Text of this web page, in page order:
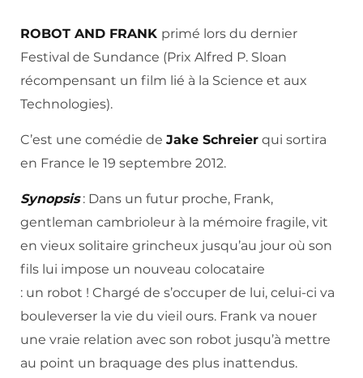
ROBOT AND FRANK primé lors du dernier
Festival de Sundance (Prix Alfred P. Sloan
récompensant un film lié à la Science et aux
Technologies).
C’est une comédie de Jake Schreier qui sortira
en France le 19 septembre 2012.
Synopsis: Dans un futur proche, Frank,
gentleman cambrioleur à la mémoire fragile, vit
en vieux solitaire grincheux jusqu’au jour où son
fils lui impose un nouveau colocataire
: un robot ! Chargé de s’occuper de lui, celui-ci va
bouleverser la vie du vieil ours. Frank va nouer
une vraie relation avec son robot jusqu’à mettre
au point un braquage des plus inattendus.